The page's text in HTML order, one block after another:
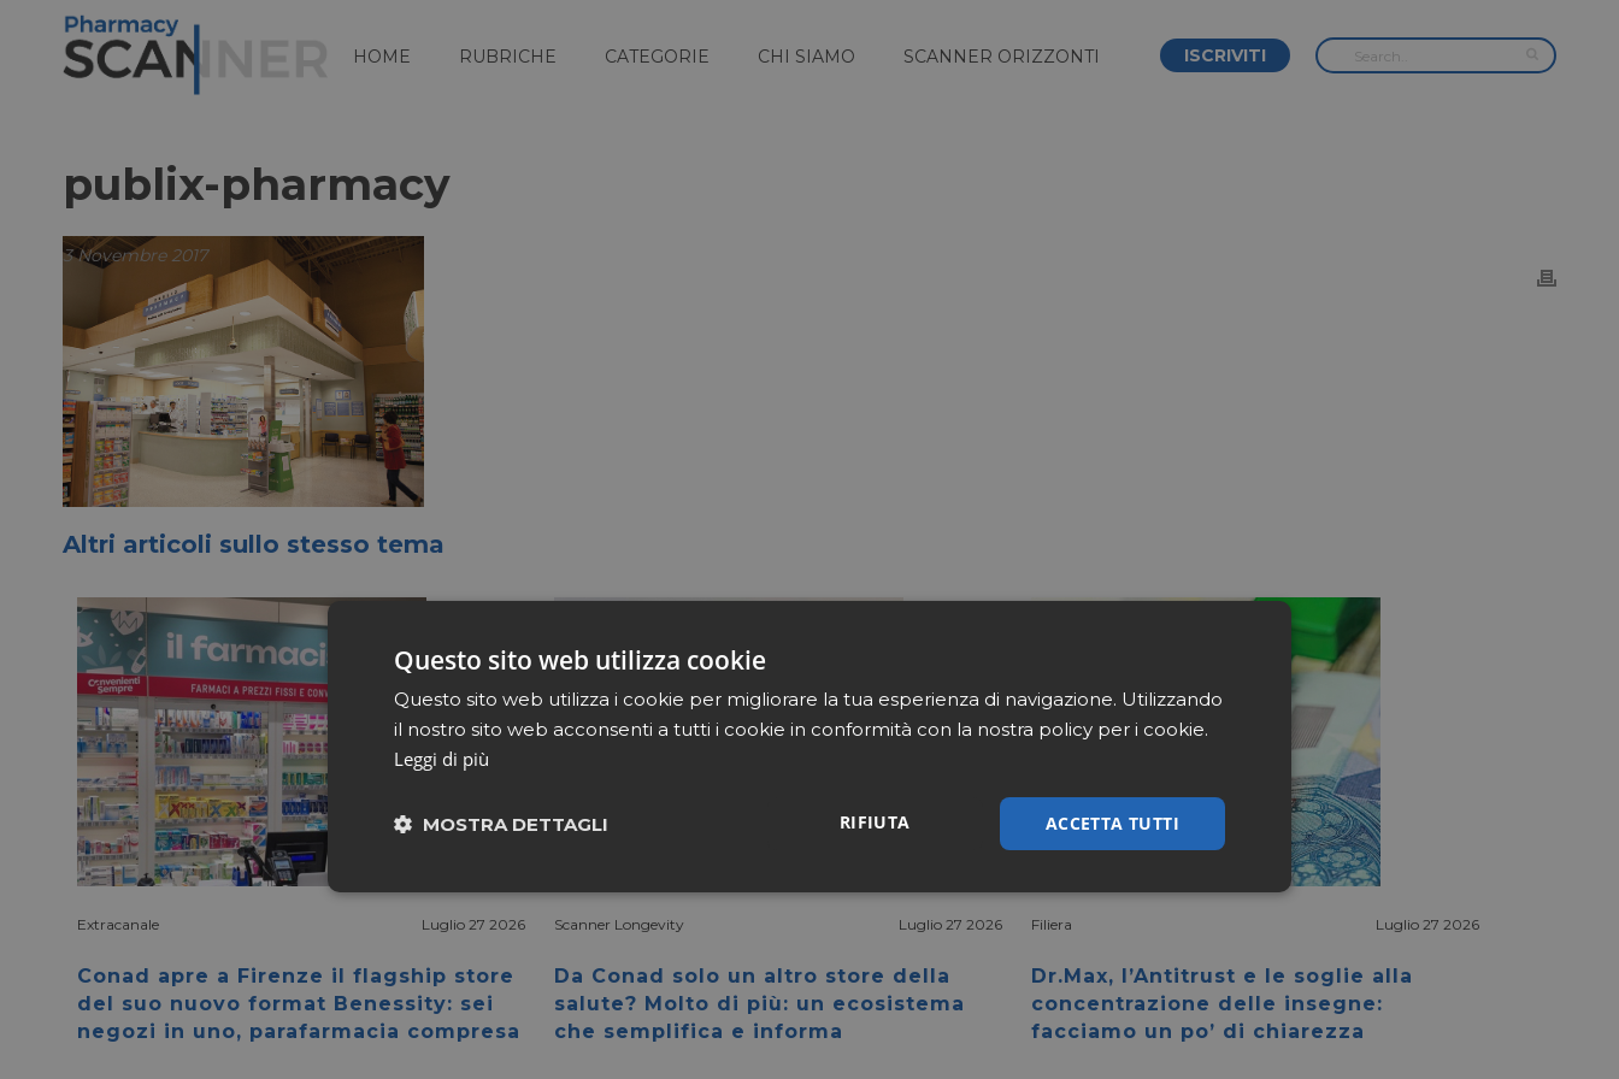
HOME RUBRICHE CATEGORIE CHI SIAMO SCANNER ORIZZONTI ISCRIVITI
publix-pharmacy
3 Novembre 2017
Altri articoli sullo stesso tema
Extracanale Luglio 27 2026
Conad apre a Firenze il flagship store
del suo nuovo format Benessity: sei
negozi in uno, parafarmacia compresa
Scanner Longevity Luglio 27 2026
Da Conad solo un altro store della
salute? Molto di più: un ecosistema
che semplifica e informa
Filiera Luglio 27 2026
Dr.Max, l’Antitrust e le soglie alla
concentrazione delle insegne:
facciamo un po’ di chiarezza
Questo sito web utilizza cookie
Questo sito web utilizza i cookie per migliorare la tua esperienza di navigazione. Utilizzando
il nostro sito web acconsenti a tutti i cookie in conformità con la nostra policy per i cookie.
Leggi di più
ACCETTA TUTTI
RIFIUTA
MOSTRA DETTAGLI
Necessari Marketing Non classificati